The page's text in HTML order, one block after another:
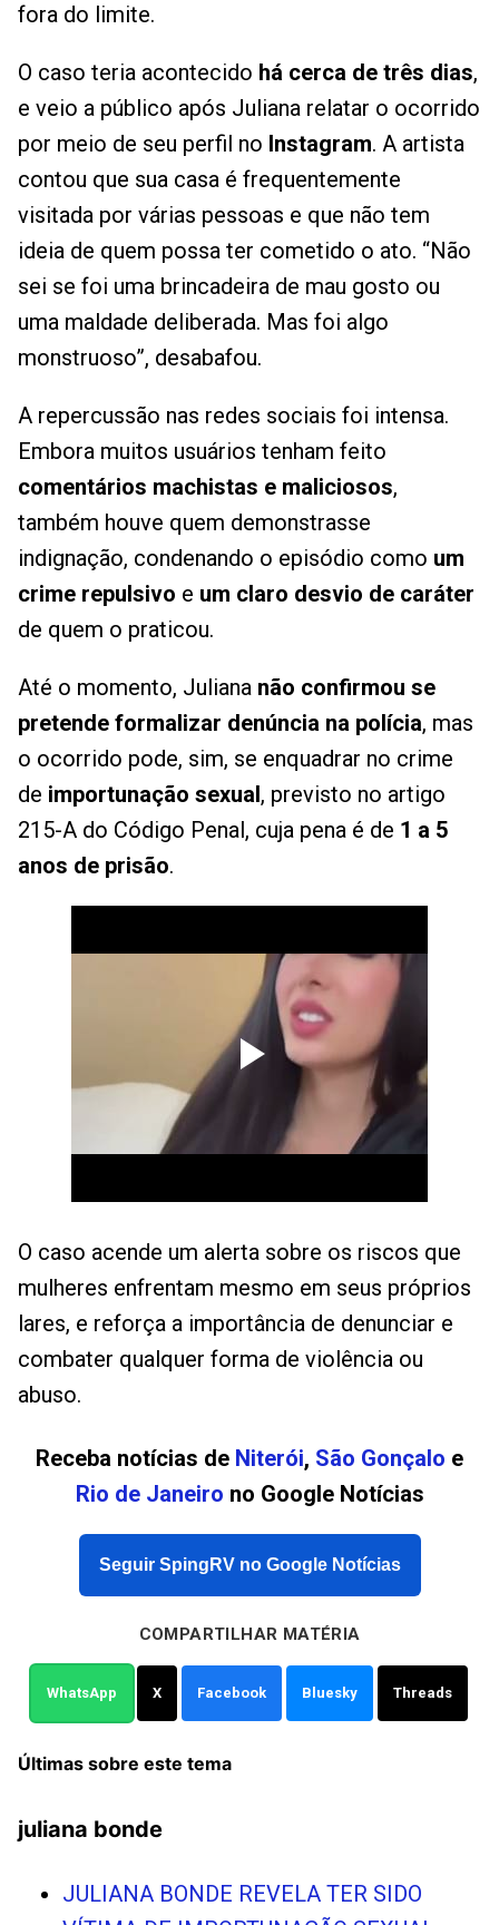
fora do limite.
O caso teria acontecido há cerca de três dias,
e veio a público após Juliana relatar o ocorrido
por meio de seu perfil no Instagram. A artista
contou que sua casa é frequentemente
visitada por várias pessoas e que não tem
ideia de quem possa ter cometido o ato. “Não
sei se foi uma brincadeira de mau gosto ou
uma maldade deliberada. Mas foi algo
monstruoso”, desabafou.
A repercussão nas redes sociais foi intensa.
Embora muitos usuários tenham feito
comentários machistas e maliciosos,
também houve quem demonstrasse
indignação, condenando o episódio como um
crime repulsivo e um claro desvio de caráter
de quem o praticou.
Até o momento, Juliana não confirmou se
pretende formalizar denúncia na polícia, mas
o ocorrido pode, sim, se enquadrar no crime
de importunação sexual, previsto no artigo
215-A do Código Penal, cuja pena é de 1 a 5
anos de prisão.
O caso acende um alerta sobre os riscos que
mulheres enfrentam mesmo em seus próprios
lares, e reforça a importância de denunciar e
combater qualquer forma de violência ou
abuso.
Receba notícias de Niterói, São Gonçalo e
Rio de Janeiro no Google Notícias
Seguir SpingRV no Google Notícias
COMPARTILHAR MATÉRIA
WhatsApp X Facebook Bluesky Threads
Últimas sobre este tema
juliana bonde
JULIANA BONDE REVELA TER SIDO